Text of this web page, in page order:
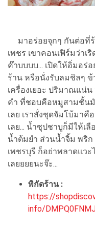
มาอร่อยจุกๆ กันต่อที่
เพชร เขาคอนเฟิร์มว่าเ
ค๊าบบบบ... เปิดให้อิ่มอร่
ร้าน หรือนั่งรับลมชิลๆ ข้
เครื่องเยอะ ปริมาณแน่
คำ ที่ชอบคือหมูสามชั้นมั
เลย เราสั่งชุดจัมโบ้มา
เลย... น้ำซุปชาบูก็มีให้เ
น้ำต้มยำ ส่วนน้ำจิ้ม พริก
เพชรบุรี ก็อย่าพลาดแว
เลยยยยนะจ๊ะ...
พิกัดร้าน :
https://
info/